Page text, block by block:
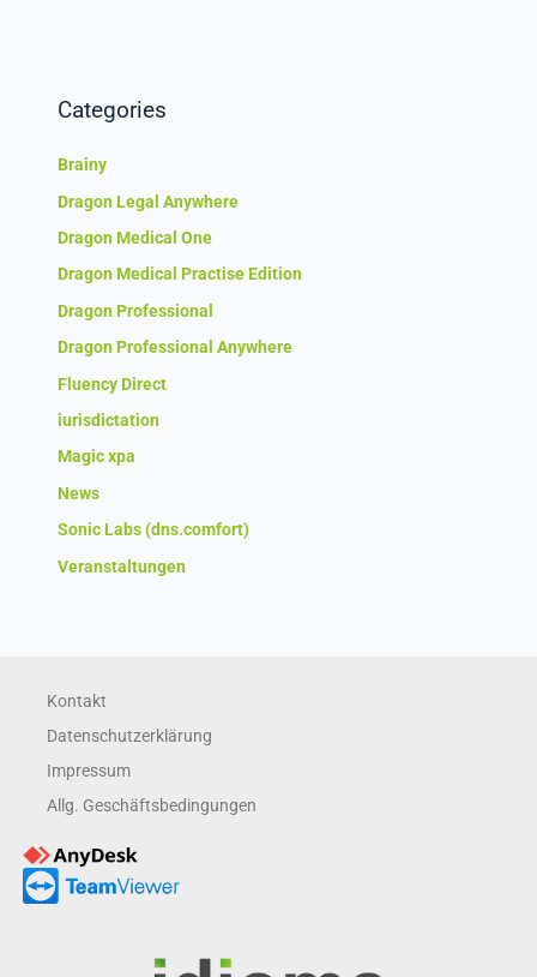
Categories
Brainy
Dragon Legal Anywhere
Dragon Medical One
Dragon Medical Practise Edition
Dragon Professional
Dragon Professional Anywhere
Fluency Direct
iurisdictation
Magic xpa
News
Sonic Labs (dns.comfort)
Veranstaltungen
Kontakt
Datenschutzerklärung
Impressum
Allg. Geschäftsbedingungen